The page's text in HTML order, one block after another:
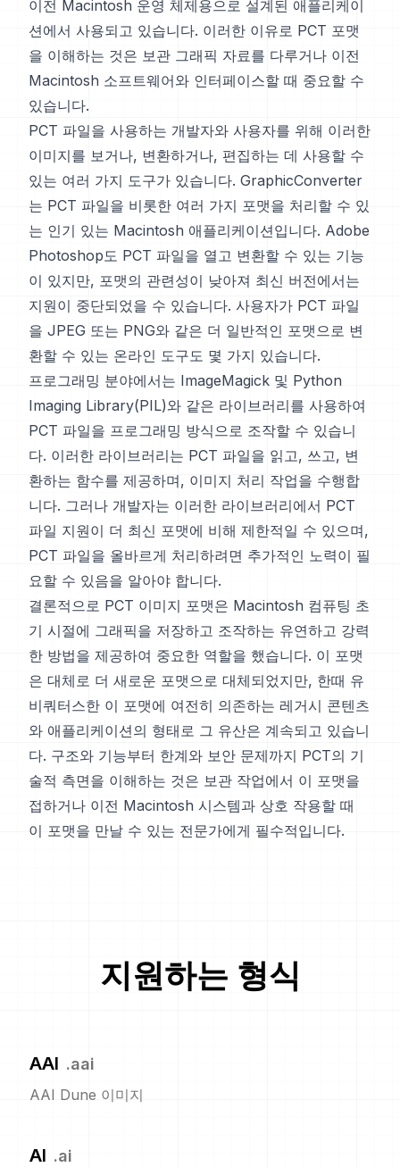
이전 Macintosh 운영 체제용으로 설계된 애플리케이
션에서 사용되고 있습니다. 이러한 이유로 PCT 포맷
을 이해하는 것은 보관 그래픽 자료를 다루거나 이전
Macintosh 소프트웨어와 인터페이스할 때 중요할 수
있습니다.
PCT 파일을 사용하는 개발자와 사용자를 위해 이러한
이미지를 보거나, 변환하거나, 편집하는 데 사용할 수
있는 여러 가지 도구가 있습니다. GraphicConverter
는 PCT 파일을 비롯한 여러 가지 포맷을 처리할 수 있
는 인기 있는 Macintosh 애플리케이션입니다. Adobe
Photoshop도 PCT 파일을 열고 변환할 수 있는 기능
이 있지만, 포맷의 관련성이 낮아져 최신 버전에서는
지원이 중단되었을 수 있습니다. 사용자가 PCT 파일
을 JPEG 또는 PNG와 같은 더 일반적인 포맷으로 변
환할 수 있는 온라인 도구도 몇 가지 있습니다.
프로그래밍 분야에서는 ImageMagick 및 Python
Imaging Library(PIL)와 같은 라이브러리를 사용하여
PCT 파일을 프로그래밍 방식으로 조작할 수 있습니
다. 이러한 라이브러리는 PCT 파일을 읽고, 쓰고, 변
환하는 함수를 제공하며, 이미지 처리 작업을 수행합
니다. 그러나 개발자는 이러한 라이브러리에서 PCT
파일 지원이 더 최신 포맷에 비해 제한적일 수 있으며,
PCT 파일을 올바르게 처리하려면 추가적인 노력이 필
요할 수 있음을 알아야 합니다.
결론적으로 PCT 이미지 포맷은 Macintosh 컴퓨팅 초
기 시절에 그래픽을 저장하고 조작하는 유연하고 강력
한 방법을 제공하여 중요한 역할을 했습니다. 이 포맷
은 대체로 더 새로운 포맷으로 대체되었지만, 한때 유
비쿼터스한 이 포맷에 여전히 의존하는 레거시 콘텐츠
와 애플리케이션의 형태로 그 유산은 계속되고 있습니
다. 구조와 기능부터 한계와 보안 문제까지 PCT의 기
술적 측면을 이해하는 것은 보관 작업에서 이 포맷을
접하거나 이전 Macintosh 시스템과 상호 작용할 때
이 포맷을 만날 수 있는 전문가에게 필수적입니다.
지원하는 형식
AAI .aai
AAI Dune 이미지
AI .ai